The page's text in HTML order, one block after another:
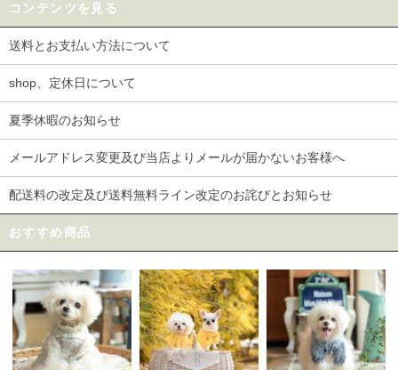
コンテンツを見る
送料とお支払い方法について
shop、定休日について
夏季休暇のお知らせ
メールアドレス変更及び当店よりメールが届かないお客様へ
配送料の改定及び送料無料ライン改定のお詫びとお知らせ
おすすめ商品